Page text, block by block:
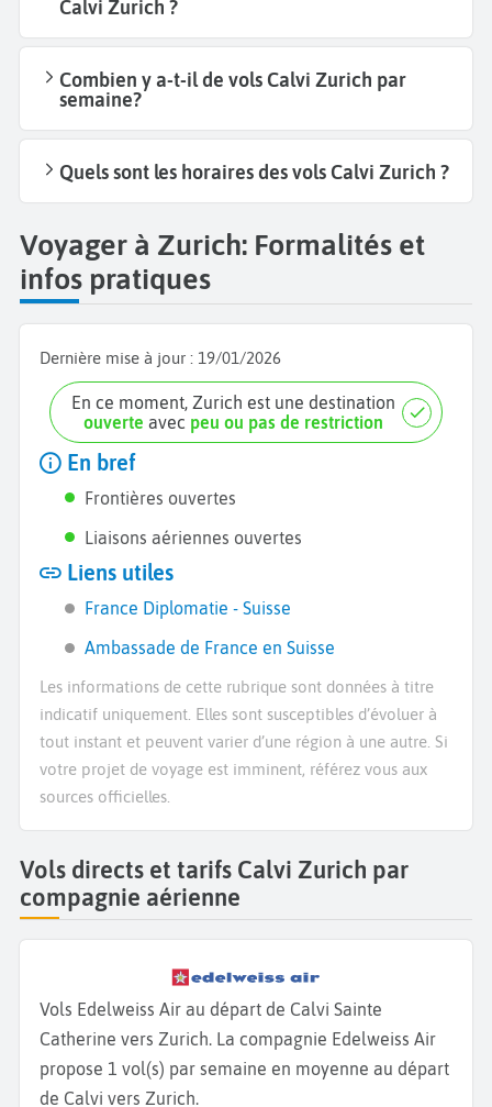
Calvi Zurich ?
Combien y a-t-il de vols Calvi Zurich par
semaine?
Quels sont les horaires des vols Calvi Zurich ?
Voyager à Zurich: Formalités et
infos pratiques
Dernière mise à jour : 19/01/2026
En ce moment, Zurich est une destination
ouverte avec peu ou pas de restriction
En bref
Frontières ouvertes
Liaisons aériennes ouvertes
Liens utiles
France Diplomatie - Suisse
Ambassade de France en Suisse
Les informations de cette rubrique sont données à titre
indicatif uniquement. Elles sont susceptibles d’évoluer à
tout instant et peuvent varier d’une région à une autre. Si
votre projet de voyage est imminent, référez vous aux
sources officielles.
Vols directs et tarifs Calvi Zurich par
compagnie aérienne
Vols Edelweiss Air au départ de Calvi Sainte
Catherine vers Zurich. La compagnie Edelweiss Air
propose 1 vol(s) par semaine en moyenne au départ
de Calvi vers Zurich.